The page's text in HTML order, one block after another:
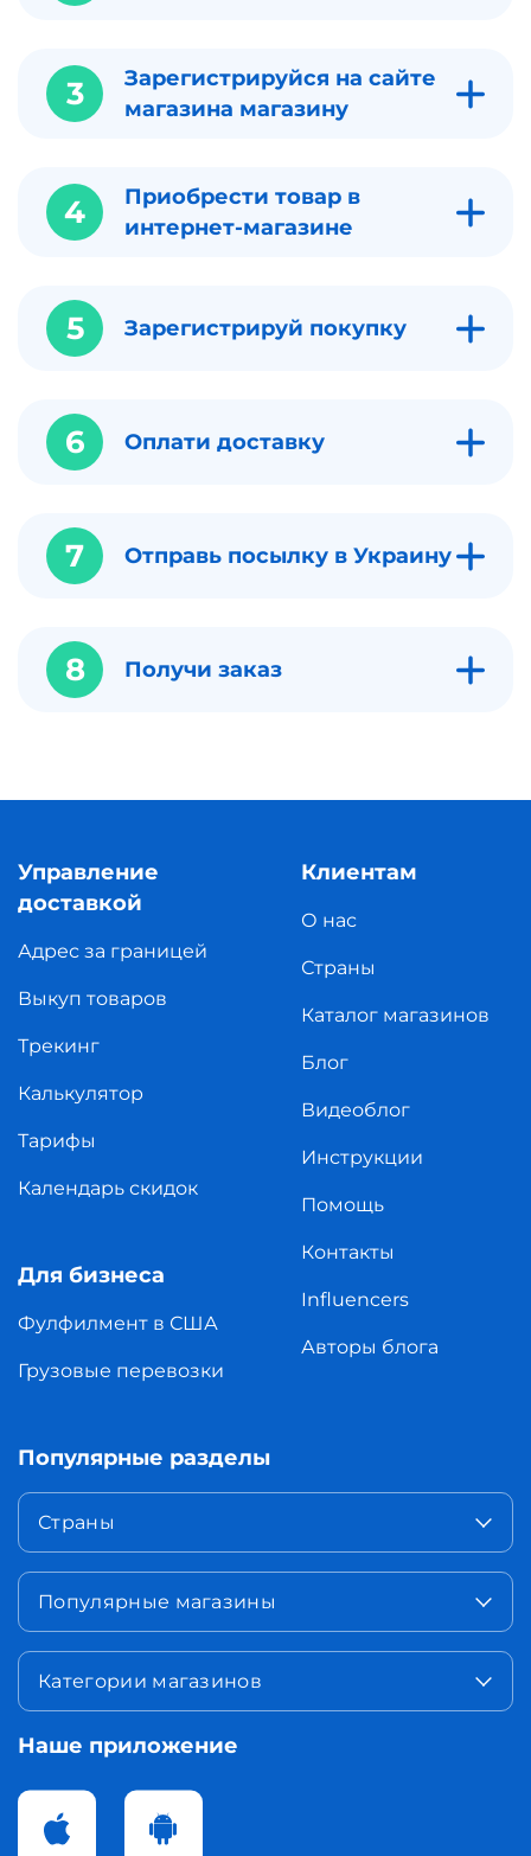
3
Зарегистрируйся на сайте
магазина магазину
4
Приобрести товар в
интернет-магазине
5 Зарегистрируй покупку
6 Оплати доставку
7 Отправь посылку в Украину
8 Получи заказ
Управление
доставкой
Адрес за границей
Выкуп товаров
Трекинг
Калькулятор
Тарифы
Календарь скидок
Для бизнеса
Фулфилмент в США
Грузовые перевозки
Клиентам
О нас
Страны
Каталог магазинов
Блог
Видеоблог
Инструкции
Помощь
Контакты
Influencers
Авторы блога
Популярные разделы
Страны
Популярные магазины
Категории магазинов
Наше приложение